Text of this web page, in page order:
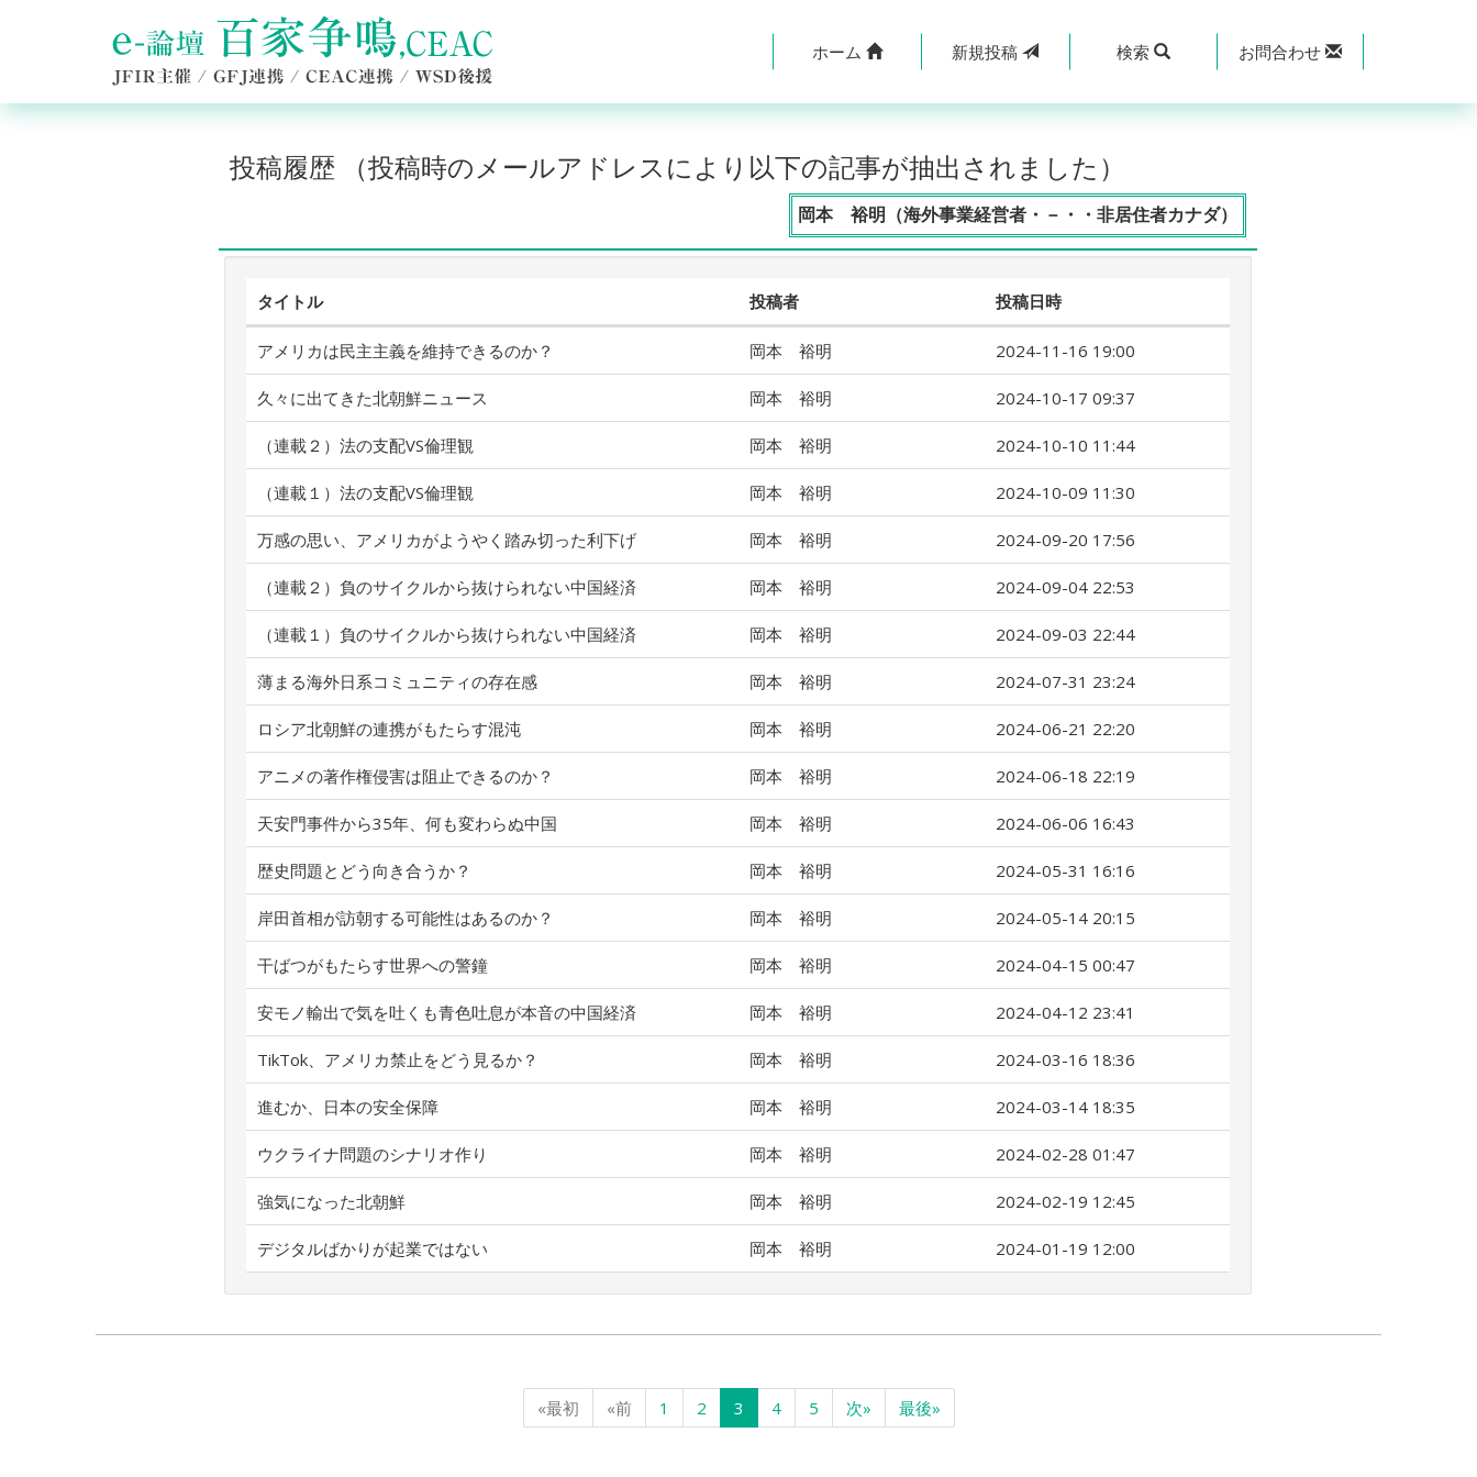
ホーム 新規投稿 検索 お問合わせ
投稿履歴 （投稿時のメールアドレスにより以下の記事が抽出されました）
岡本 裕明（海外事業経営者・－・・非居住者カナダ）
タイトル 投稿者 投稿日時
アメリカは民主主義を維持できるのか？ 岡本 裕明 2024-11-16 19:00
久々に出てきた北朝鮮ニュース 岡本 裕明 2024-10-17 09:37
（連載２）法の支配VS倫理観 岡本 裕明 2024-10-10 11:44
（連載１）法の支配VS倫理観 岡本 裕明 2024-10-09 11:30
万感の思い、アメリカがようやく踏み切った利下げ 岡本 裕明 2024-09-20 17:56
（連載２）負のサイクルから抜けられない中国経済 岡本 裕明 2024-09-04 22:53
（連載１）負のサイクルから抜けられない中国経済 岡本 裕明 2024-09-03 22:44
薄まる海外日系コミュニティの存在感 岡本 裕明 2024-07-31 23:24
ロシア北朝鮮の連携がもたらす混沌 岡本 裕明 2024-06-21 22:20
アニメの著作権侵害は阻止できるのか？ 岡本 裕明 2024-06-18 22:19
天安門事件から35年、何も変わらぬ中国 岡本 裕明 2024-06-06 16:43
歴史問題とどう向き合うか？ 岡本 裕明 2024-05-31 16:16
岸田首相が訪朝する可能性はあるのか？ 岡本 裕明 2024-05-14 20:15
干ばつがもたらす世界への警鐘 岡本 裕明 2024-04-15 00:47
安モノ輸出で気を吐くも青色吐息が本音の中国経済 岡本 裕明 2024-04-12 23:41
TikTok、アメリカ禁止をどう見るか？ 岡本 裕明 2024-03-16 18:36
進むか、日本の安全保障 岡本 裕明 2024-03-14 18:35
ウクライナ問題のシナリオ作り 岡本 裕明 2024-02-28 01:47
強気になった北朝鮮 岡本 裕明 2024-02-19 12:45
デジタルばかりが起業ではない 岡本 裕明 2024-01-19 12:00
«最初 «前 1 2 3 4 5 次» 最後»